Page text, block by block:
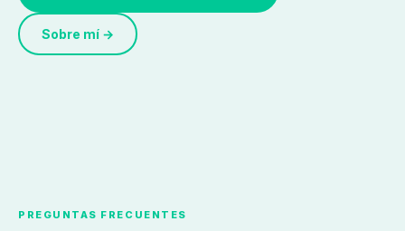
Sobre mí →
PREGUNTAS FRECUENTES